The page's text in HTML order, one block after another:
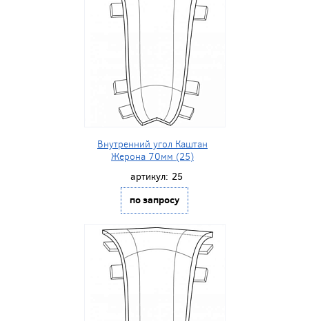
Внутренний угол Каштан
Жерона 70мм (25)
артикул: 25
по запросу